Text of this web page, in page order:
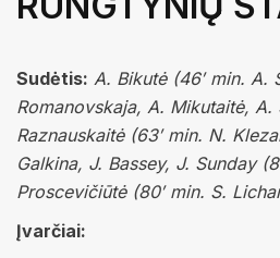
Sudėtis: A. Bikutė (46′ min. A.
Romanovskaja, A. Mikutaitė, A.
Raznauskaitė (63′ min. N.
Galkina, J. Bassey, J. Sunday
Proscevičiūtė (80′ min. S.
Įvarčiai: